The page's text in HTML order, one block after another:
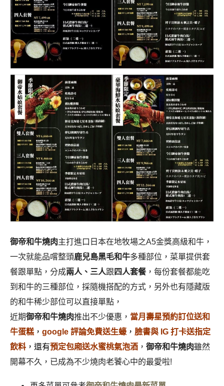
御帝和牛燒肉主打進口日本在地牧場之A5金獎高級和牛，
一次就能品嚐整頭鹿兒島黑毛和牛多種部位，菜單提供套
餐跟單點，分成兩人、三人跟 四人套餐，每份套餐都能吃
到和牛的三種部位，採隨機搭配的方式，另外也有隱藏版
的和牛稀少部位可以直接單點，
近期御帝和牛燒肉推出不少優惠， 當月壽星預約訂位送和
牛蛋糕 ， google 評論免費送生蠔 ， 臉書與 IG 打卡送指定
飲料 ， 還有預定包廂送水蜜桃氣泡酒 ， 御帝和牛燒肉雖然
開幕不久，已成為不少燒肉老饕心中的最愛啦!